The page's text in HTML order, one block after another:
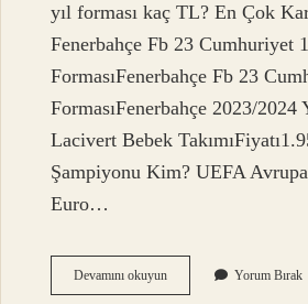
yıl forması kaç TL? En Çok
Fenerbahçe Fb 23 Cumhuriyet
FormasıFenerbahçe Fb 23
FormasıFenerbahçe 2023/2024
Lacivert Bebek
Şampiyonu Kim? UEFA
Euro…
Devamını okuyunFenerbahçenin
Bayi
Yorum Bırak